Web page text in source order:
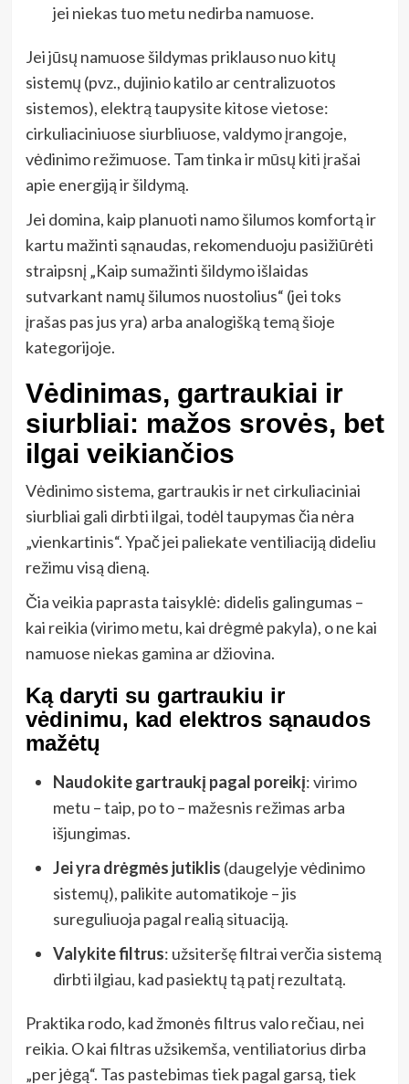
jei niekas tuo metu nedirba namuose.
Jei jūsų namuose šildymas priklauso nuo kitų
sistemų (pvz., dujinio katilo ar centralizuotos
sistemos), elektrą taupysite kitose vietose:
cirkuliaciniuose siurbliuose, valdymo įrangoje,
vėdinimo režimuose. Tam tinka ir mūsų kiti įrašai
apie energiją ir šildymą.
Jei domina, kaip planuoti namo šilumos komfortą ir
kartu mažinti sąnaudas, rekomenduoju pasižiūrėti
straipsnį „Kaip sumažinti šildymo išlaidas
sutvarkant namų šilumos nuostolius“ (jei toks
įrašas pas jus yra) arba analogišką temą šioje
kategorijoje.
Vėdinimas, gartraukiai ir
siurbliai: mažos srovės, bet
ilgai veikiančios
Vėdinimo sistema, gartraukis ir net cirkuliaciniai
siurbliai gali dirbti ilgai, todėl taupymas čia nėra
„vienkartinis“. Ypač jei paliekate ventiliaciją dideliu
režimu visą dieną.
Čia veikia paprasta taisyklė: didelis galingumas –
kai reikia (virimo metu, kai drėgmė pakyla), o ne kai
namuose niekas gamina ar džiovina.
Ką daryti su gartraukiu ir
vėdinimu, kad elektros sąnaudos
mažėtų
Naudokite gartraukį pagal poreikį: virimo
metu – taip, po to – mažesnis režimas arba
išjungimas.
Jei yra drėgmės jutiklis (daugelyje vėdinimo
sistemų), palikite automatikoje – jis
sureguliuoja pagal realią situaciją.
Valykite filtrus: užsiteršę filtrai verčia sistemą
dirbti ilgiau, kad pasiektų tą patį rezultatą.
Praktika rodo, kad žmonės filtrus valo rečiau, nei
reikia. O kai filtras užsikemša, ventiliatorius dirba
„per jėgą“. Tas pastebimas tiek pagal garsą, tiek